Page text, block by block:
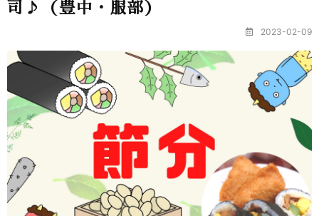
司♪（豊中・服部）
2023-02-09